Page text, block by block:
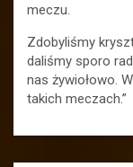
meczu.
Zdobyliśmy
daliśmy sporo
nas żywiołowo.
takich meczach.”